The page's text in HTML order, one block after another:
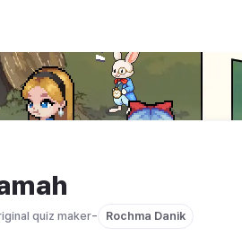
quiz maker- Rochma Danik